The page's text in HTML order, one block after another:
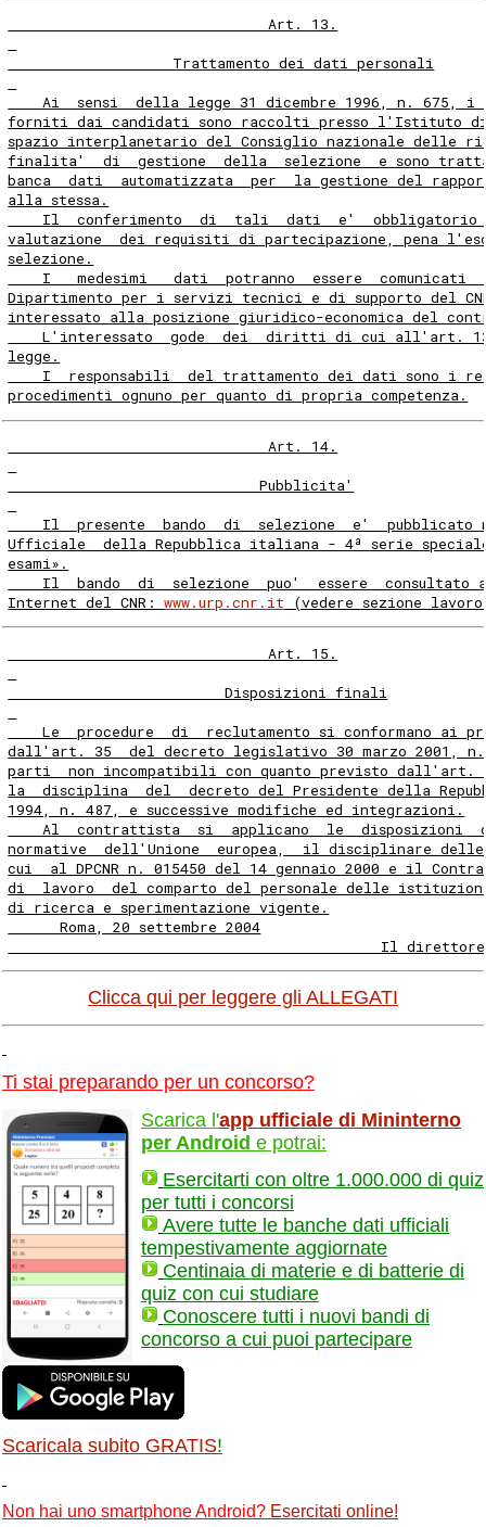
                              Art. 13.
                   Trattamento dei dati personali
Ai  sensi  della legge 31 dicembre 1996, n. 675, i
forniti dai candidati sono raccolti presso l'Istituto
spazio interplanetario del Consiglio nazionale delle
finalita'  di  gestione  della  selezione  e sono
banca  dati  automatizzata  per  la gestione del
alla stessa.
Il  conferimento  di  tali  dati  e'  obbligatorio
valutazione  dei requisiti di partecipazione, pena
selezione.
I   medesimi   dati  potranno  essere  comunicati
Dipartimento per i servizi tecnici e di supporto del
interessato alla posizione giuridico-economica del
L'interessato  gode  dei  diritti di cui all'art.
legge.
I  responsabili  del trattamento dei dati sono i
procedimenti ognuno per quanto di propria competenza.
                              Art. 14.
                             Pubblicita'
Il  presente  bando  di  selezione  e'  pubblicato
Ufficiale  della Repubblica italiana - 4ª serie speciale
esami».
Il  bando  di  selezione  puo'  essere  consultato
Internet del CNR: www.urp.cnr.it (vedere sezione
                              Art. 15.
                         Disposizioni finali
Le  procedure  di  reclutamento si conformano ai
dall'art. 35  del decreto legislativo 30 marzo 2001,
parti  non incompatibili con quanto previsto dall'art.
la  disciplina  del  decreto del Presidente della
1994, n. 487, e successive modifiche ed integrazioni.
Al  contrattista  si  applicano  le  disposizioni
normative  dell'Unione  europea,  il disciplinare delle
cui  al DPCNR n. 015450 del 14 gennaio 2000 e il
di  lavoro  del comparto del personale delle
di ricerca e sperimentazione vigente.
      Roma, 20 settembre 2004
Il
Clicca qui per leggere gli ALLEGATI
Ti stai preparando per un concorso?
Scarica l'app ufficiale di Mininterno
per Android e potrai:
Esercitarti con oltre 1.000.000 di quiz
per tutti i concorsi
Avere tutte le banche dati ufficiali
tempestivamente aggiornate
Centinaia di materie e di batterie di
quiz con cui studiare
Conoscere tutti i nuovi bandi di
concorso a cui puoi partecipare
Scaricala subito GRATIS!
Non hai uno smartphone Android? Esercitati online!